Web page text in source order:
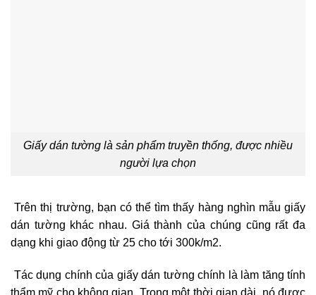
Giấy dán tường là sản phẩm truyền thống, được nhiều
người lựa chọn
Trên thị trường, bạn có thể tìm thấy hàng nghìn mẫu giấy
dán tường khác nhau. Giá thành của chúng cũng rất đa
dạng khi giao động từ 25 cho tới 300k/m2.
Tác dụng chính của giấy dán tường chính là làm tăng tính
thẩm mỹ cho không gian. Trong một thời gian dài, nó được